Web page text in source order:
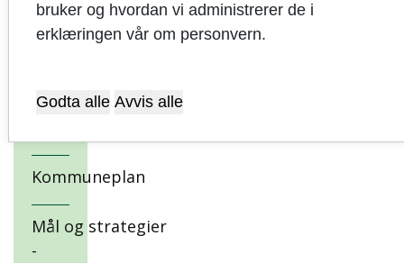
Innledning
Sandnes
Kommuneplan
Mål og strategier
-
bruker og hvordan vi administrerer de i
erklæringen vår om personvern.
Godta alle Avvis alle